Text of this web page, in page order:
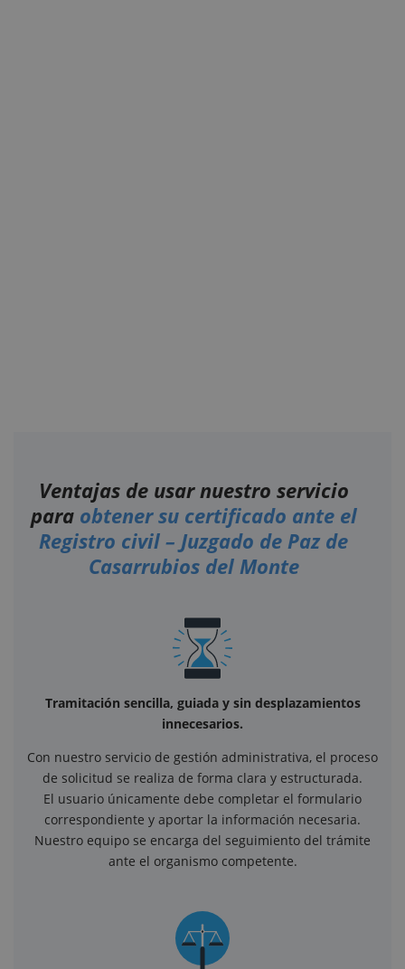
Ventajas de usar nuestro servicio
para obtener su certificado ante el
Registro civil – Juzgado de Paz de
Casarrubios del Monte
Tramitación sencilla, guiada y sin desplazamientos
innecesarios.
Con nuestro servicio de gestión administrativa, el proceso
de solicitud se realiza de forma clara y estructurada.
El usuario únicamente debe completar el formulario
correspondiente y aportar la información necesaria.
Nuestro equipo se encarga del seguimiento del trámite
ante el organismo competente.